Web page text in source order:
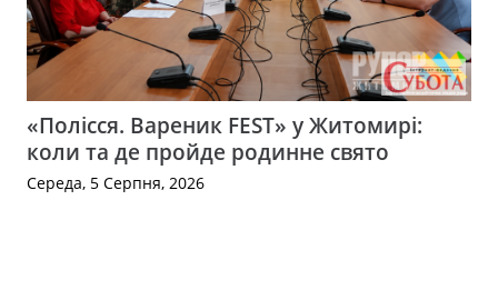
«Полісся. Вареник FEST» у Житомирі:
коли та де пройде родинне свято
Середа, 5 Серпня, 2026